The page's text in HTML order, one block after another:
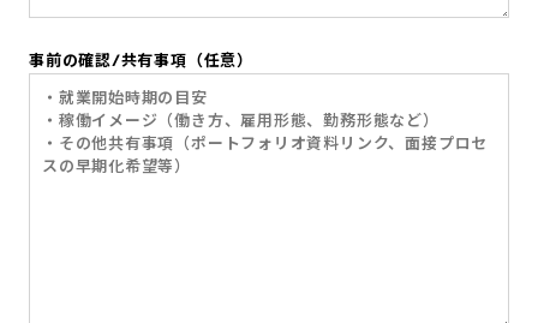
事前の確認/共有事項 （任意）